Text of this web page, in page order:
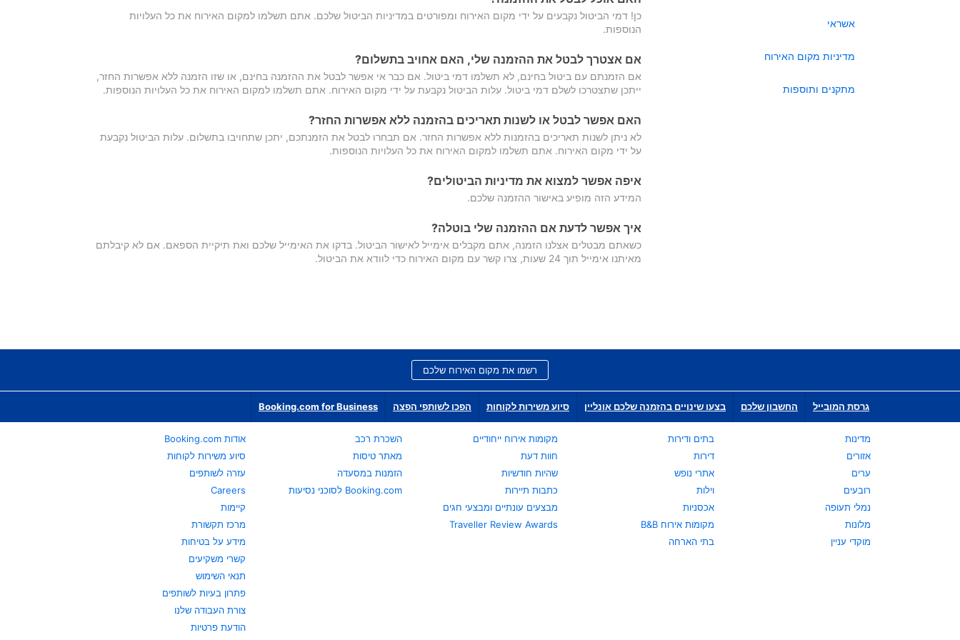
אשראי
מדיניות מקום האירוח
מתקנים ותוספות
כן! דמי הביטול נקבעים על ידי מקום האירוח ומפורטים במדיניות הביטול שלכם. אתם תשלמו למקום האירוח את כל העלויות
הנוספות.
אם אצטרך לבטל את ההזמנה שלי, האם אחויב בתשלום?
אם הזמנתם עם ביטול בחינם, לא תשלמו דמי ביטול. אם כבר אי אפשר לבטל את ההזמנה בחינם, או שזו הזמנה ללא אפשרות החזר,
ייתכן שתצטרכו לשלם דמי ביטול. עלות הביטול נקבעת על ידי מקום האירוח. אתם תשלמו למקום האירוח את כל העלויות הנוספות.
האם אפשר לבטל או לשנות תאריכים בהזמנה ללא אפשרות החזר?
לא ניתן לשנות תאריכים בהזמנות ללא אפשרות החזר. אם תבחרו לבטל את הזמנתכם, יתכן שתחויבו בתשלום. עלות הביטול נקבעת
על ידי מקום האירוח. אתם תשלמו למקום האירוח את כל העלויות הנוספות.
איפה אפשר למצוא את מדיניות הביטולים?
המידע הזה מופיע באישור ההזמנה שלכם.
איך אפשר לדעת אם ההזמנה שלי בוטלה?
כשאתם מבטלים אצלנו הזמנה, אתם מקבלים אימייל לאישור הביטול. בדקו את האימייל שלכם ואת תיקיית הספאם. אם לא קיבלתם
מאיתנו אימייל תוך 24 שעות, צרו קשר עם מקום האירוח כדי לוודא את הביטול.
רשמו את מקום האירוח שלכם
גרסת המובייל החשבון שלכם בצעו שינויים בהזמנה שלכם אונליין סיוע משירות לקוחות הפכו לשותפי הפצה Booking.com for Business
מדינות
אזורים
ערים
רובעים
נמלי תעופה
מלונות
מוקדי עניין
בתים ודירות
דירות
אתרי נופש
וילות
אכסניות
מקומות אירוח B&B
בתי הארחה
מקומות אירוח ייחודיים
חוות דעת
שהיות חודשיות
כתבות תיירות
מבצעים עונתיים ומבצעי חגים
Traveller Review Awards
השכרת רכב
מאתר טיסות
הזמנות במסעדה
Booking.com לסוכני נסיעות
אודות Booking.com
סיוע משירות לקוחות
עזרה לשותפים
Careers
קיימות
מרכז תקשורת
מידע על בטיחות
קשרי משקיעים
תנאי השימוש
פתרון בעיות לשותפים
צורת העבודה שלנו
הודעת פרטיות